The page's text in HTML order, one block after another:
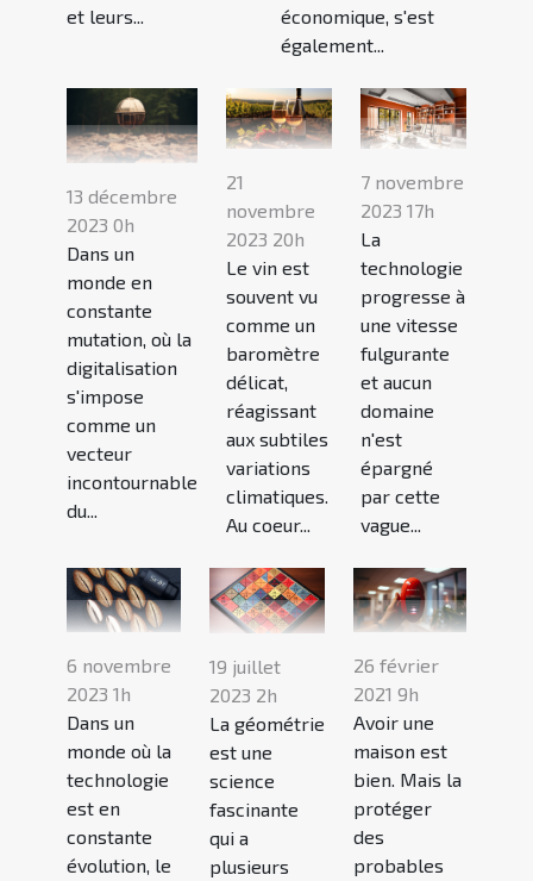
et leurs...
économique, s'est
également...
13 décembre
2023 0h
Dans un
monde en
constante
mutation, où la
digitalisation
s'impose
comme un
vecteur
incontournable
du...
21
novembre
2023 20h
Le vin est
souvent vu
comme un
baromètre
délicat,
réagissant
aux subtiles
variations
climatiques.
Au coeur...
7 novembre
2023 17h
La
technologie
progresse à
une vitesse
fulgurante
et aucun
domaine
n'est
épargné
par cette
vague...
6 novembre
2023 1h
Dans un
monde où la
technologie
est en
constante
évolution, le
19 juillet
2023 2h
La géométrie
est une
science
fascinante
qui a
plusieurs
26 février
2021 9h
Avoir une
maison est
bien. Mais la
protéger
des
probables